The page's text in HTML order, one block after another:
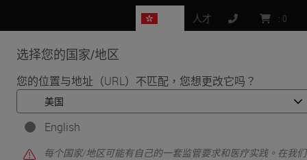
选择您的国家/地区
您的位置与地址（URL）不匹配，您想更改它吗？
English
每个国家/地区可能有自己的一套监管要求和医疗实践。在我们
人才 : 0
首页 • Knowledge Pathway • Bash Hussain